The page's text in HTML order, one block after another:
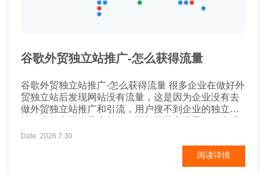
谷歌外贸独立站推广-怎么获得流量
谷歌外贸独立站推广-怎么获得流量 很多企业在做好外
贸独立站后发现网站没有流量，这是因为企业没有去
做外贸独立站推广和引流，用户搜不到企业的独立
本较低的方式就是谷歌SEO。那么谷歌SEO到底该如
下首页的权重最高，也是企业获得核心关键词排名的
Date: 2026.7.30
阅读详情